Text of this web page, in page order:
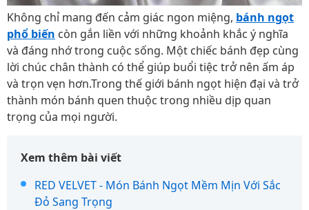
Không chỉ mang đến cảm giác ngon miệng, bánh ngọt
phổ biến còn gắn liền với những khoảnh khắc ý nghĩa
và đáng nhớ trong cuộc sống. Một chiếc bánh đẹp cùng
lời chúc chân thành có thể giúp buổi tiệc trở nên ấm áp
và trọn vẹn hơn.Trong thế giới bánh ngọt hiện đại và trở
thành món bánh quen thuộc trong nhiều dịp quan
trọng của mọi người.
Xem thêm bài viết
RED VELVET - Món Bánh Ngọt Mềm Mịn Với Sắc
Đỏ Sang Trọng